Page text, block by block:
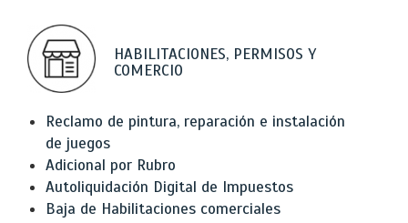
HABILITACIONES, PERMISOS Y
COMERCIO
Reclamo de pintura, reparación e instalación
de juegos
Adicional por Rubro
Autoliquidación Digital de Impuestos
Baja de Habilitaciones comerciales